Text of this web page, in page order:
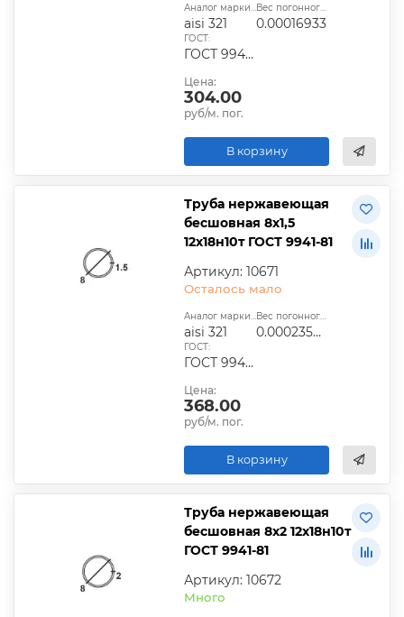
Аналог марки стали:
aisi 321
Вес погонного метра, т.:
0.00016933
ГОСТ:
ГОСТ 9940-81, ГОСТ 9941-81, ГОСТ 24030-80, ГОСТ 10498-82
Цена:
304.00
руб/м. пог.
В корзину
Труба нержавеющая
бесшовная 8х1,5
12х18н10т ГОСТ 9941-81
Артикул: 10671
Осталось мало
Аналог марки стали:
aisi 321
Вес погонного метра, т.:
0.0002358525
ГОСТ:
ГОСТ 9940-81, ГОСТ 9941-81, ГОСТ 24030-80, ГОСТ 10498-82
Цена:
368.00
руб/м. пог.
В корзину
Труба нержавеющая
бесшовная 8х2 12х18н10т
ГОСТ 9941-81
Артикул: 10672
Много